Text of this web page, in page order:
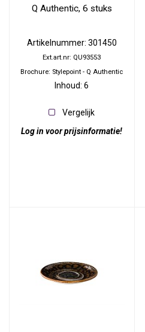
Q Authentic, 6 stuks
Artikelnummer: 301450
Ext.art.nr: QU93553
Brochure: Stylepoint - Q Authentic
Inhoud: 6
Vergelijk
Log in voor prijsinformatie!